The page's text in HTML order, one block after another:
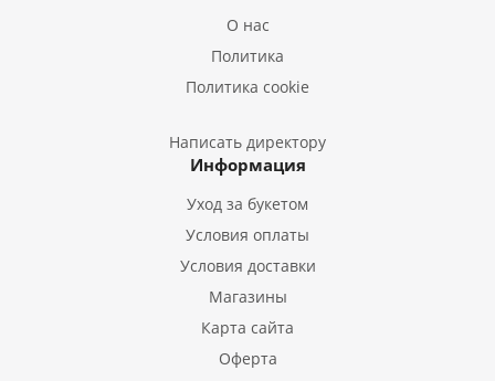
Букеты из Эустом
Букеты из Гладиолусов
Букеты из Тюльпанов
О нас
Политика
Политика cookie
Написать директору
Информация
Уход за букетом
Условия оплаты
Условия доставки
Магазины
Карта сайта
Оферта